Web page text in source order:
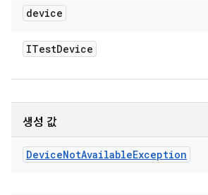
device
ITestDevice
생성 값
DeviceNotAvailableException